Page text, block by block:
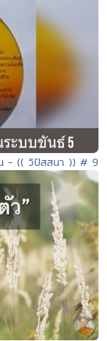
- (( วิปัสสนา )) # 9